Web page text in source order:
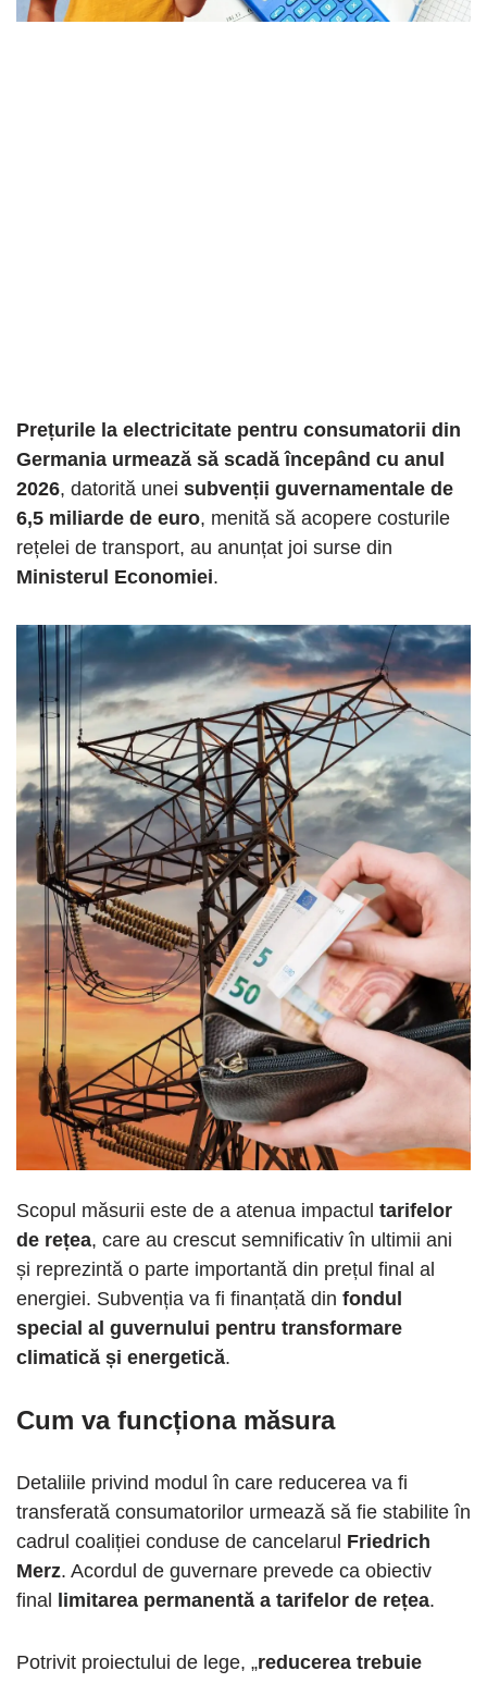
Prețurile la electricitate pentru consumatorii din
Germania urmează să scadă începând cu anul
2026, datorită unei subvenții guvernamentale de
6,5 miliarde de euro, menită să acopere costurile
rețelei de transport, au anunțat joi surse din
Ministerul Economiei.
Scopul măsurii este de a atenua impactul tarifelor
de rețea, care au crescut semnificativ în ultimii ani
și reprezintă o parte importantă din prețul final al
energiei. Subvenția va fi finanțată din fondul
special al guvernului pentru transformare
climatică și energetică.
Cum va funcționa măsura
Detaliile privind modul în care reducerea va fi
transferată consumatorilor urmează să fie stabilite în
cadrul coaliției conduse de cancelarul Friedrich
Merz. Acordul de guvernare prevede ca obiectiv
final
limitarea permanentă a tarifelor de rețea.
Potrivit proiectului de lege, „reducerea trebuie